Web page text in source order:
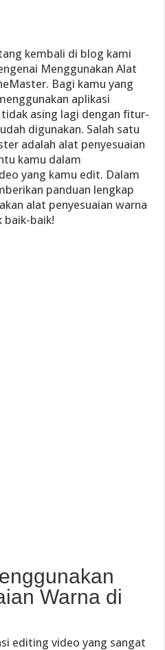
kembali di blog kami
Menggunakan Alat
Bagi kamu yang
aplikasi
asing lagi dengan fitur-
digunakan. Salah satu
adalah alat penyesuaian
kamu dalam
yang kamu edit. Dalam
panduan lengkap
alat penyesuaian warna
baik-baik!
Warna di
editing video yang sangat